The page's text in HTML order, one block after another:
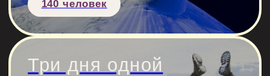
ВСЕ КЕЙСЫ